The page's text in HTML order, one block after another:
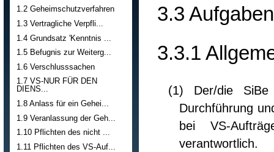
1.2 Geheimschutzverfahren
1.3 Vertragliche Verpfli...
1.4 Grundsatz 'Kenntnis ...
1.5 Befugnis zur Weiterg...
1.6 Verschlusssachen
1.7 VS-NUR FÜR DEN
DIENS...
1.8 Anlass für ein Gehei...
1.9 Veranlassung der Geh...
1.10 Pflichten des nicht ...
1.11 Pflichten des VS-Auf...
3.3
3.3.1
(1) Der/die SiBe
Durchführung
bei VS-
verantwortlich.